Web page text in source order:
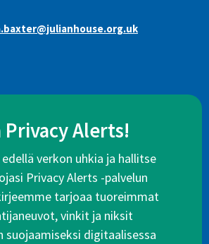
Privacy Alerts!
verkon uhkia ja hallitse
Privacy Alerts -palvelun
tarjoaa tuoreimmat
vinkit ja niksit
suojaamiseksi digitaalisessa